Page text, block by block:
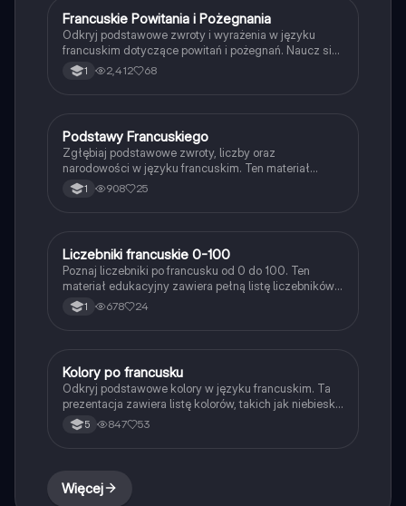
Język francuski
Francuskie Powitania i Pożegnania
Odkryj podstawowe zwroty i wyrażenia w języku
francuskim dotyczące powitań i pożegnań. Naucz się,
jak się przedstawiać, pytać o samopoczucie oraz
odpowiadać na te pytania. Idealne dla
1 2,412 68
Język francuski
Podstawy Francuskiego
Zgłębiaj podstawowe zwroty, liczby oraz
narodowości w języku francuskim. Ten materiał
obejmuje powitania, pytania o wiek, oraz zasady
dotyczące rodzajów gramatycznych. Idealne dla
1 908 25
Język francuski
Liczebniki francuskie 0-100
Poznaj liczebniki po francusku od 0 do 100. Ten
materiał edukacyjny zawiera pełną listę liczebników,
ich wymowę oraz przykłady użycia. Idealny dla
uczniów uczących się języka francuskiego. Typ:
1 678 24
Język francuski
Kolory po francusku
Odkryj podstawowe kolory w języku francuskim. Ta
prezentacja zawiera listę kolorów, takich jak niebieski,
pomarańczowy, żółty i wiele innych, wraz z ich
tłumaczeniami na język polski. Idealne dla uczniów
5 847 53
Więcej